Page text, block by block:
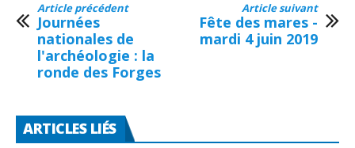
Article précédent
Journées
nationales de
l'archéologie : la
ronde des Forges
Article suivant
Fête des mares -
mardi 4 juin 2019
ARTICLES LIÉS